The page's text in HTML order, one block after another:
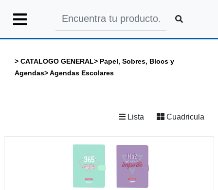
> CATALOGO GENERAL> Papel, Sobres, Blocs y
Agendas>Agendas Escolares
Lista Cuadricula
Sesión
CATALOGO